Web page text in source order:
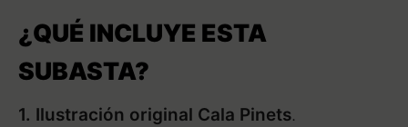
¿QUÉ INCLUYE ESTA
SUBASTA?
1. Ilustración original Cala Pinets.